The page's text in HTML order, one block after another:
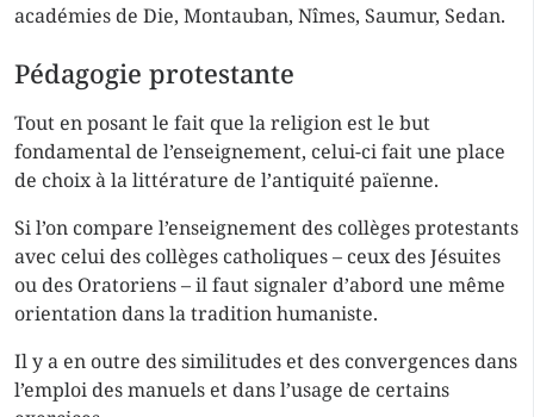
académies de Die, Montauban, Nîmes, Saumur, Sedan.
Pédagogie protestante
Tout en posant le fait que la religion est le but
fondamental de l’enseignement, celui-ci fait une place
de choix à la littérature de l’antiquité païenne.
Si l’on compare l’enseignement des collèges protestants
avec celui des collèges catholiques – ceux des Jésuites
ou des Oratoriens – il faut signaler d’abord une même
orientation dans la tradition humaniste.
Il y a en outre des similitudes et des convergences dans
l’emploi des manuels et dans l’usage de certains